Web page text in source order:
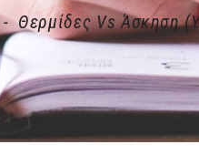
Θερμίδες Vs Άσκηση